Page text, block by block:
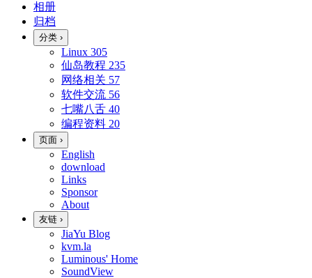
相册
归档
分类 ›
Linux 305
仙岛教程 235
网络相关 57
软件交流 56
七嘴八舌 40
编程资料 20
页面 ›
English
download
Links
Sponsor
About
友链 ›
JiaYu Blog
kvm.la
Luminous' Home
SoundView